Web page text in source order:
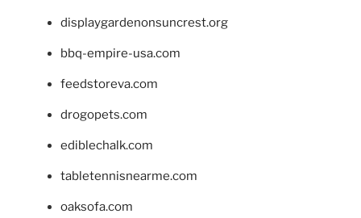
displaygardenonsuncrest.org
bbq-empire-usa.com
feedstoreva.com
drogopets.com
ediblechalk.com
tabletennisnearme.com
oaksofa.com